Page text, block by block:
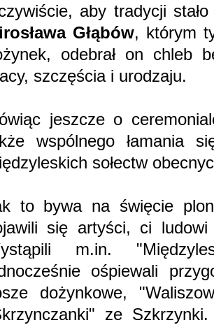
aby tradycji
Głąbów, którym
odebrał on chleb
szczęścia i urodzaju.
jeszcze o
wspólnego łamania
sołectw
to bywa na święcie
się artyści, ci
m.in.
ośpiewali
dożynkowe,
ze